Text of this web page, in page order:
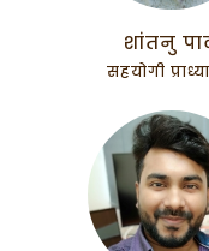
शांतनु
सहयोगी